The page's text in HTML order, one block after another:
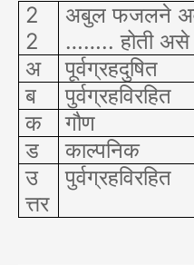
2
2
अबुल फजलने
…….. होती असे
अ
पूर्वग्रहदुषित
ब
पुर्वग्रहविरहित
क
गौण
ड
काल्पनिक
उ
त्तर
पुर्वग्रहविरहित